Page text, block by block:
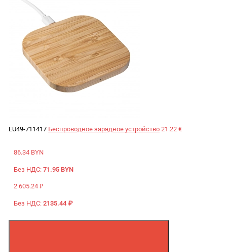
EU49-711417 Беспроводное зарядное устройство 21.22 €
86.34 BYN
Без НДС: 71.95 BYN
2 605.24 ₽
Без НДС: 2135.44 ₽